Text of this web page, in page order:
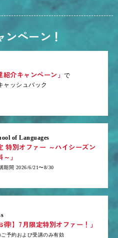
ペーン！
紹介キャンペーン」で
ャッシュバック
of Languages
特別オファー ～ハイシーズン
」
期間 2026/6/21〜8/30
得!】7月限定特別オファー！」
ご予約および受講のみ有効